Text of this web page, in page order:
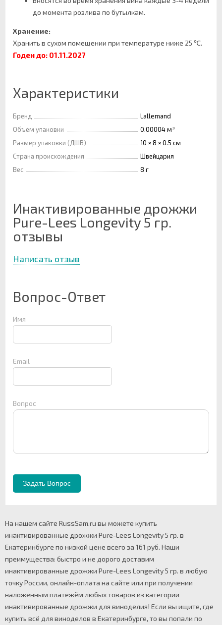
до момента розлива по бутылкам.
Хранение:
Хранить в сухом помещении при температуре ниже 25 ℃.
Годен до: 01.11.2027
Характеристики
Бренд
Lallemand
Объём упаковки
0.00004 м³
Размер упаковки (ДШВ)
10 × 8 × 0.5 см
Страна происхождения
Швейцария
Вес
8 г
Инактивированные дрожжи
Pure-Lees Longevity 5 гр.
отзывы
Написать отзыв
Вопрос-Ответ
Имя
Email
Вопрос
На нашем сайте RussSam.ru вы можете купить
инактивированные дрожжи Pure-Lees Longevity 5 гр. в
Екатеринбурге по низкой цене всего за 161 руб. Наши
преимущества: быстро и не дорого доставим
инактивированные дрожжи Pure-Lees Longevity 5 гр. в любую
точку России, онлайн-оплата на сайте или при получении
наложенным платежём любых товаров из категории
инактивированные дрожжи для виноделия! Если вы ищите, где
купить всё для виноделов в Екатеринбурге, то вы попали по